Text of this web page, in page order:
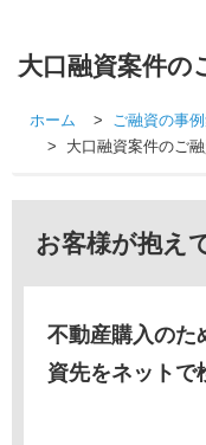
大口融資案件の
ホーム ご融資の事
大口融資案件のご融
お客様が抱え
不動産購入のた
資先をネットで